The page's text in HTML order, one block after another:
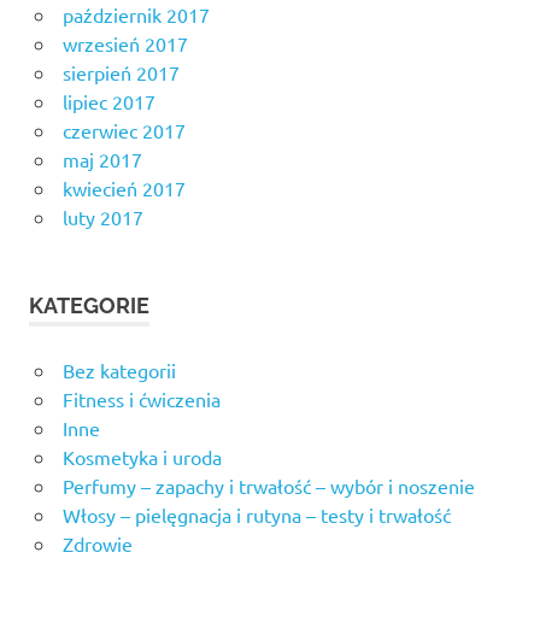
październik 2017
wrzesień 2017
sierpień 2017
lipiec 2017
czerwiec 2017
maj 2017
kwiecień 2017
luty 2017
KATEGORIE
Bez kategorii
Fitness i ćwiczenia
Inne
Kosmetyka i uroda
Perfumy – zapachy i trwałość – wybór i noszenie
Włosy – pielęgnacja i rutyna – testy i trwałość
Zdrowie